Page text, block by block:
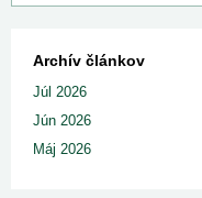
Archív článkov
Júl 2026
Jún 2026
Máj 2026